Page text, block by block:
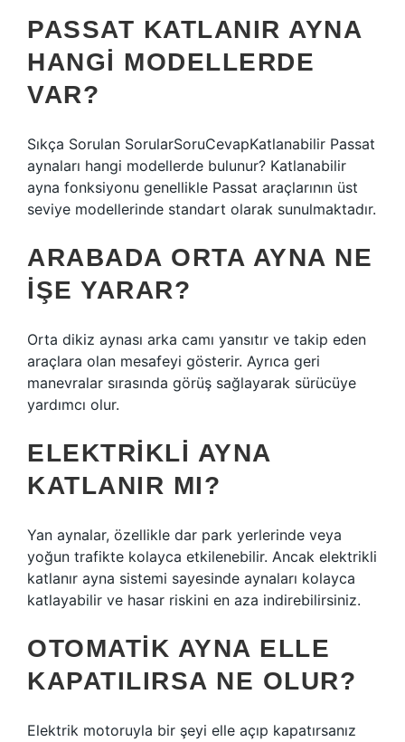
PASSAT KATLANIR AYNA
HANGI MODELLERDE
VAR?
Sıkça Sorulan SorularSoruCevapKatlanabilir Passat
aynaları hangi modellerde bulunur? Katlanabilir
ayna fonksiyonu genellikle Passat araçlarının üst
seviye modellerinde standart olarak sunulmaktadır.
ARABADA ORTA AYNA NE
IŞE YARAR?
Orta dikiz aynası arka camı yansıtır ve takip eden
araçlara olan mesafeyi gösterir. Ayrıca geri
manevralar sırasında görüş sağlayarak sürücüye
yardımcı olur.
ELEKTRIKLI AYNA
KATLANIR MI?
Yan aynalar, özellikle dar park yerlerinde veya
yoğun trafikte kolayca etkilenebilir. Ancak elektrikli
katlanır ayna sistemi sayesinde aynaları kolayca
katlayabilir ve hasar riskini en aza indirebilirsiniz.
OTOMATIK AYNA ELLE
KAPATILIRSA NE OLUR?
Elektrik motoruyla bir şeyi elle açıp kapatırsanız